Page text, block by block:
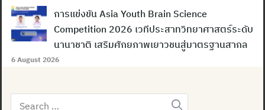
การแข่งขัน Asia Youth Brain Science
Competition 2026 เวทีประสาทวิทยาศาสตร์ระดับ
นานาชาติ เสริมศักยภาพเยาวชนสู่มาตรฐานสากล
6 August 2026
Search